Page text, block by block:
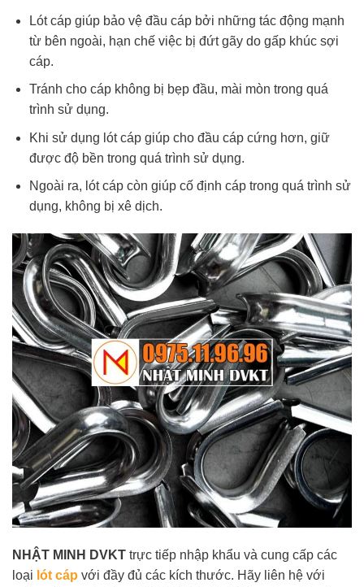
Lót cáp giúp bảo vệ đầu cáp bởi những tác động mạnh
từ bên ngoài, hạn chế việc bị đứt gãy do gấp khúc sợi
cáp.
Tránh cho cáp không bị bẹp đầu, mài mòn trong quá
trình sử dụng.
Khi sử dụng lót cáp giúp cho đầu cáp cứng hơn, giữ
được độ bền trong quá trình sử dụng.
Ngoài ra, lót cáp còn giúp cố định cáp trong quá trình sử
dụng, không bị xê dịch.
NHẬT MINH DVKT trực tiếp nhập khẩu và cung cấp các
loại lót cáp với đầy đủ các kích thước. Hãy liên hệ với